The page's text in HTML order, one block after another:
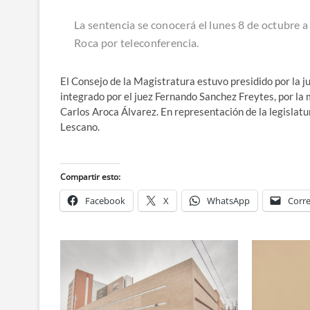
La sentencia se conocerá el lunes 8 de octubre
Roca por teleconferencia.
El Consejo de la Magistratura estuvo presidido por la
integrado por el juez Fernando Sanchez Freytes, por
Carlos Aroca Álvarez. En representación de la
Lescano.
Compartir esto:
Facebook X WhatsApp